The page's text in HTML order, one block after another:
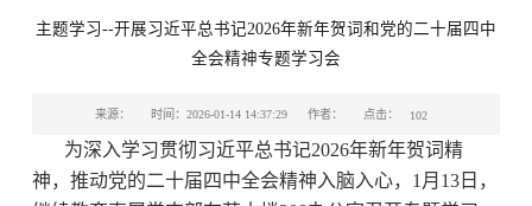
主题学习--开展习近平总书记2026年新年贺词和党的二十届四中
全会精神专题学习会
来源： 时间：2026-01-14 14:37:29 作者： 点击： 102
为深入学习贯彻习近平总书记2026年新年贺词精
神，推动党的二十届四中全会精神入脑入心，1月13日，